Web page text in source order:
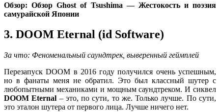
Обзор: Обзор Ghost of Tsushima — Жестокость и поэзия
самурайской Японии
3. DOOM Eternal (id Software)
За что: Феноменальный саундтрек, выверенный геймплей
Перезапуск DOOM в 2016 году получился очень успешным,
но в фанаты меня не обратил. Это был классный шутер с
любопытными механиками и мощным саундтреком. И сиквел
DOOM Eternal – это, по сути, то же. Только лучше. По сути,
это эталон шутера от первого лица. Лучше ничего нет.